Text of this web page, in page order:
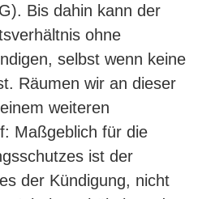
Bis dahin kann der
ohne
selbst wenn keine
Räumen wir an dieser
weiteren
Maßgeblich für die
ist der
der Kündigung, nicht